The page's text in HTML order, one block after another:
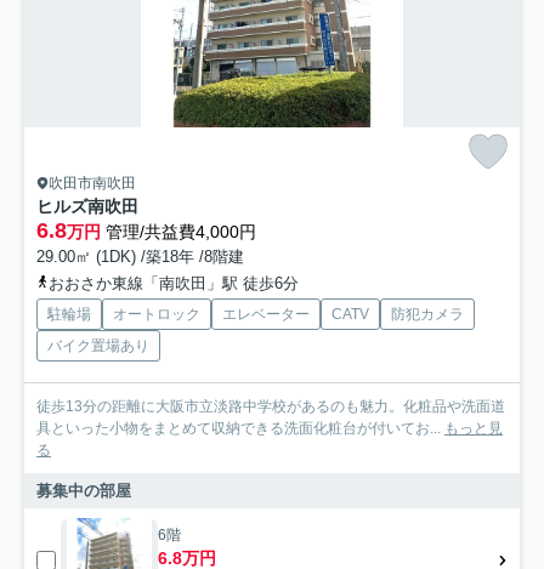
吹田市南吹田
ヒルズ南吹田
6.8万円 管理/共益費4,000円
29.00㎡ (1DK) /築18年 /8階建
おおさか東線「南吹田」駅 徒歩6分
駐輪場 オートロック エレベーター CATV
防犯カメラ
バイク置場あり
徒歩13分の距離に大阪市立淡路中学校があるのも魅力。化粧品や洗面道
具といった小物をまとめて収納できる洗面化粧台が付いてお... もっと見
る
募集中の部屋
6階
6.8万円